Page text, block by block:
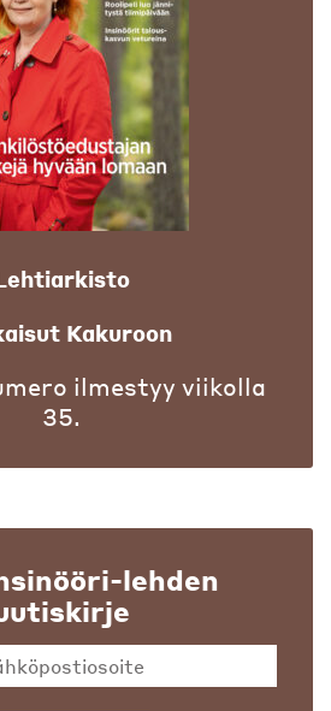
Kakuroon
ilmestyy viikolla
35.
lehden